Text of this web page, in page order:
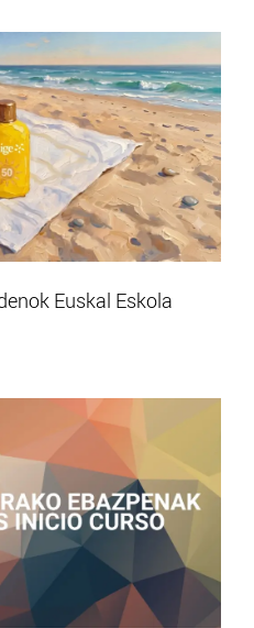
Euskal Eskola